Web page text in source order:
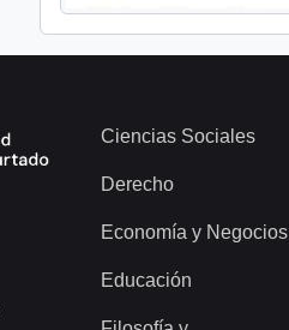
Ciencias Sociales
Derecho
Economía y Negocios
Educación